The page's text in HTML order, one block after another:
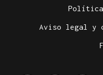
Política
Aviso legal y